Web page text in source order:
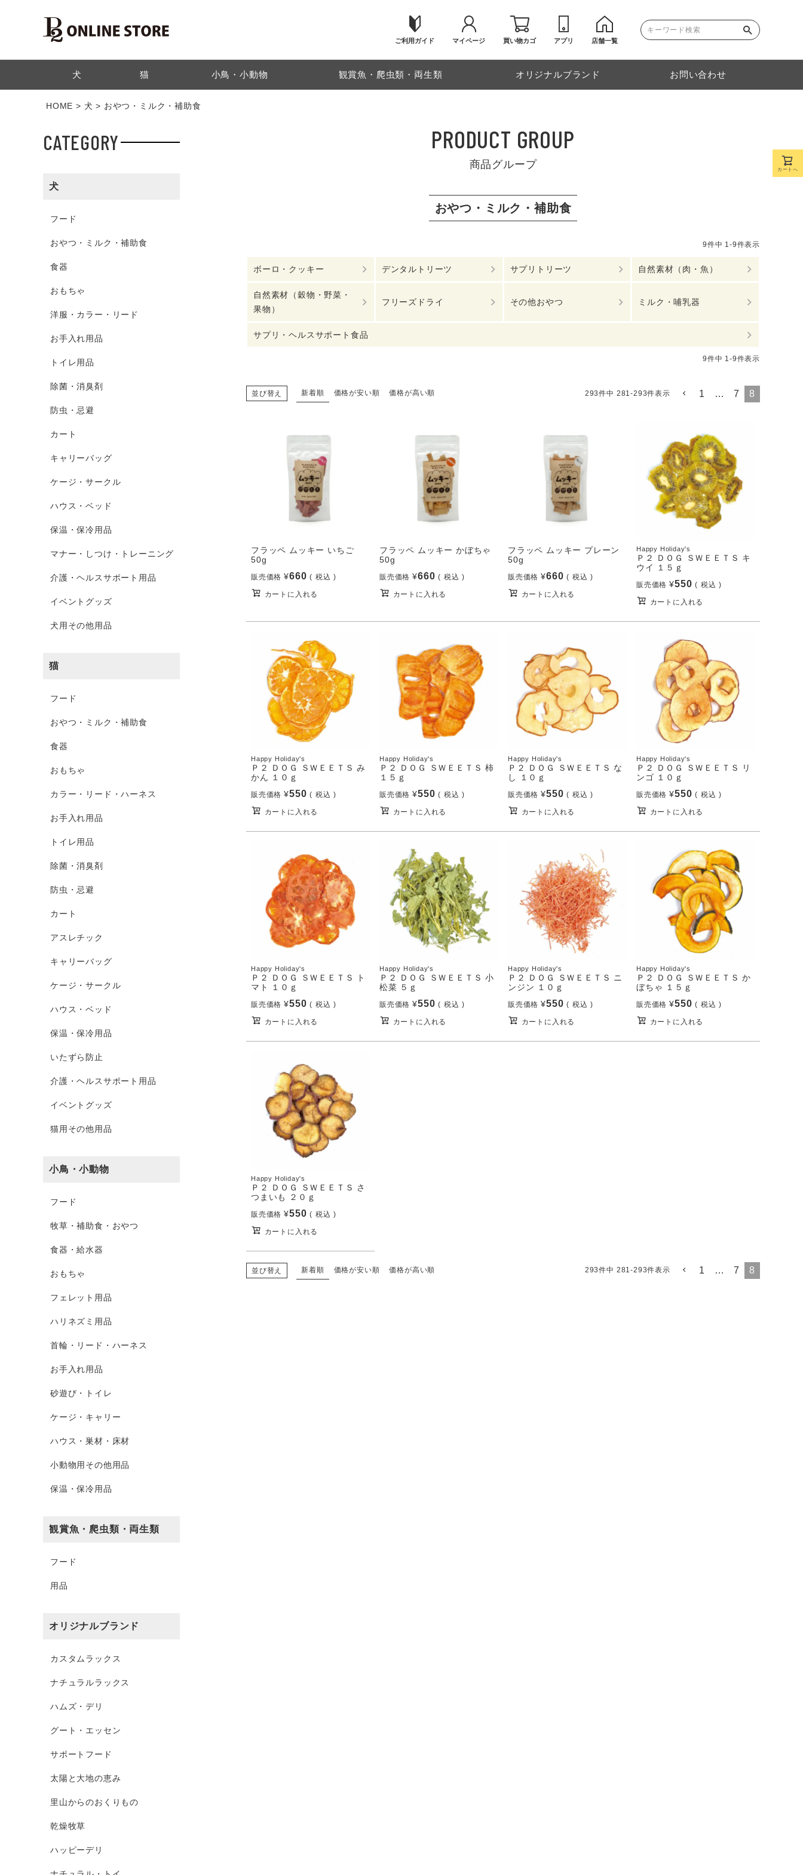
ご利用ガイド マイページ 買い物カゴ アプリ 店舗一覧
検索
犬 猫 小鳥・小動物 観賞魚・爬虫類・両生類 オリジナルブランド お問い合わせ
HOME 犬 おやつ・ミルク・補助食
CATEGORY
犬
フード
おやつ・ミルク・補助食
食器
おもちゃ
洋服・カラー・リード
お手入れ用品
トイレ用品
除菌・消臭剤
防虫・忌避
カート
キャリーバッグ
ケージ・サークル
ハウス・ベッド
保温・保冷用品
マナー・しつけ・トレーニング
介護・ヘルスサポート用品
イベントグッズ
犬用その他用品
猫
フード
おやつ・ミルク・補助食
食器
おもちゃ
カラー・リード・ハーネス
お手入れ用品
トイレ用品
除菌・消臭剤
防虫・忌避
カート
アスレチック
キャリーバッグ
ケージ・サークル
ハウス・ベッド
保温・保冷用品
いたずら防止
介護・ヘルスサポート用品
イベントグッズ
猫用その他用品
小鳥・小動物
フード
牧草・補助食・おやつ
食器・給水器
おもちゃ
フェレット用品
ハリネズミ用品
首輪・リード・ハーネス
お手入れ用品
砂遊び・トイレ
ケージ・キャリー
ハウス・巣材・床材
小動物用その他用品
保温・保冷用品
観賞魚・爬虫類・両生類
フード
用品
オリジナルブランド
カスタムラックス
ナチュラルラックス
ハムズ・デリ
グート・エッセン
サポートフード
太陽と大地の恵み
里山からのおくりもの
乾燥牧草
ハッピーデリ
PRODUCT GROUP
商品グループ
おやつ・ミルク・補助食
9件中 1-9件表示
ボーロ・クッキー デンタルトリーツ サプリトリーツ 自然素材（肉・魚）
自然素材（穀物・野菜・
果物）
フリーズドライ その他おやつ ミルク・哺乳器
サプリ・ヘルスサポート食品
9件中 1-9件表示
並び替え 新着順 価格が安い順 価格が高い順 293件中 281-293件表示 1 … 7 8
フラッペ ムッキー いちご
50g
販売価格 ¥660 税込
カートに入れる
フラッペ ムッキー かぼちゃ
50g
販売価格 ¥660 税込
カートに入れる
フラッペ ムッキー プレーン
50g
販売価格 ¥660 税込
カートに入れる
Happy Holiday's
Ｐ２ ＤＯＧ ＳＷＥＥＴＳ キ
ウイ １５ｇ
販売価格 ¥550 税込
カートに入れる
Happy Holiday's
Ｐ２ ＤＯＧ ＳＷＥＥＴＳ み
かん １０ｇ
販売価格 ¥550 税込
カートに入れる
Happy Holiday's
Ｐ２ ＤＯＧ ＳＷＥＥＴＳ 柿
１５ｇ
販売価格 ¥550 税込
カートに入れる
Happy Holiday's
Ｐ２ ＤＯＧ ＳＷＥＥＴＳ な
し １０ｇ
販売価格 ¥550 税込
カートに入れる
Happy Holiday's
Ｐ２ ＤＯＧ ＳＷＥＥＴＳ リ
ンゴ １０ｇ
販売価格 ¥550 税込
カートに入れる
Happy Holiday's
Ｐ２ ＤＯＧ ＳＷＥＥＴＳ ト
マト １０ｇ
販売価格 ¥550 税込
カートに入れる
Happy Holiday's
Ｐ２ ＤＯＧ ＳＷＥＥＴＳ 小
松菜 ５ｇ
販売価格 ¥550 税込
カートに入れる
Happy Holiday's
Ｐ２ ＤＯＧ ＳＷＥＥＴＳ ニ
ンジン １０ｇ
販売価格 ¥550 税込
カートに入れる
Happy Holiday's
Ｐ２ ＤＯＧ ＳＷＥＥＴＳ か
ぼちゃ １５ｇ
販売価格 ¥550 税込
カートに入れる
Happy Holiday's
Ｐ２ ＤＯＧ ＳＷＥＥＴＳ さ
つまいも ２０ｇ
販売価格 ¥550 税込
カートに入れる
並び替え 新着順 価格が安い順 価格が高い順 293件中 281-293件表示 1 … 7 8
カートへ